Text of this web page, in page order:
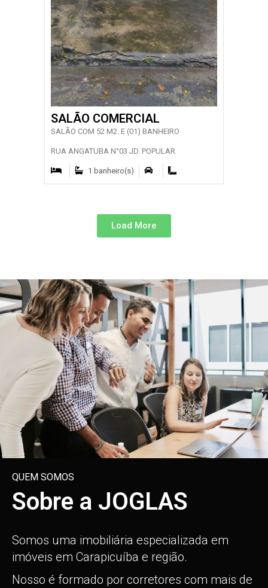
SALÃO COMERCIAL
SALÃO COM 52 M2. E (01) BANHEIRO
RUA ANGATUBA N°03 JD. POPULAR
1 banheiro(s)
Load More
QUEM SOMOS
Sobre a JOGLAS
Somos uma imobiliária especializada em
imóveis em Carapicuíba e região.
Nosso é formado por corretores com mais de